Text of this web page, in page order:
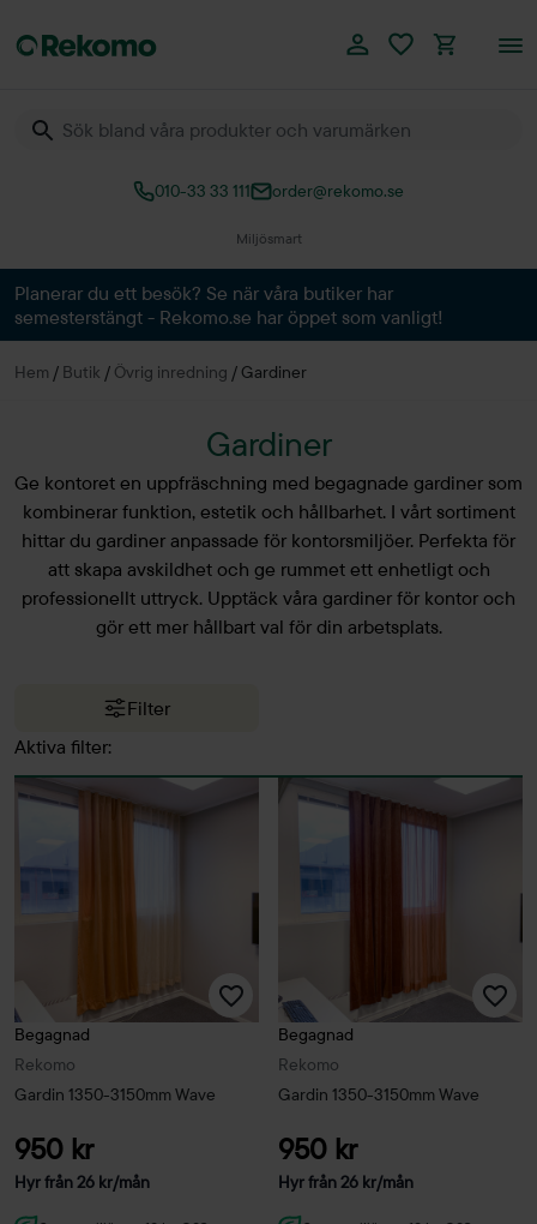
010-33 33 111 order@rekomo.se
Miljösmart
Planerar du ett besök? Se när våra butiker har
semesterstängt - Rekomo.se har öppet som vanligt!
Hem / Butik / Övrig inredning / Gardiner
Gardiner
Ge kontoret en uppfräschning med begagnade gardiner som
kombinerar funktion, estetik och hållbarhet. I vårt sortiment
hittar du gardiner anpassade för kontorsmiljöer. Perfekta för
att skapa avskildhet och ge rummet ett enhetligt och
professionellt uttryck. Upptäck våra gardiner för kontor och
gör ett mer hållbart val för din arbetsplats.
Filter
Aktiva filter:
Rekomo
Begagnad
Gardin 1350-3150mm Wave
950 kr
Hyr från26 kr/mån
Rekomo
Begagnad
Gardin 1350-3150mm Wave
950 kr
Hyr från26 kr/mån